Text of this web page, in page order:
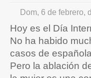
Dom, 6 de febrero,
Hoy es el Día
No ha habido
casos de
Pero la ablación